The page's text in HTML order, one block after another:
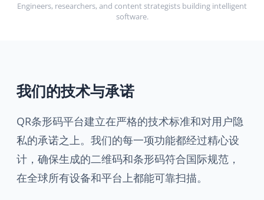
Engineers, researchers, and content strategists building intelligent
software.
我们的技术与承诺
QR条形码平台建立在严格的技术标准和对用户隐
私的承诺之上。我们的每一项功能都经过精心设
计，确保生成的二维码和条形码符合国际规范，
在全球所有设备和平台上都能可靠扫描。